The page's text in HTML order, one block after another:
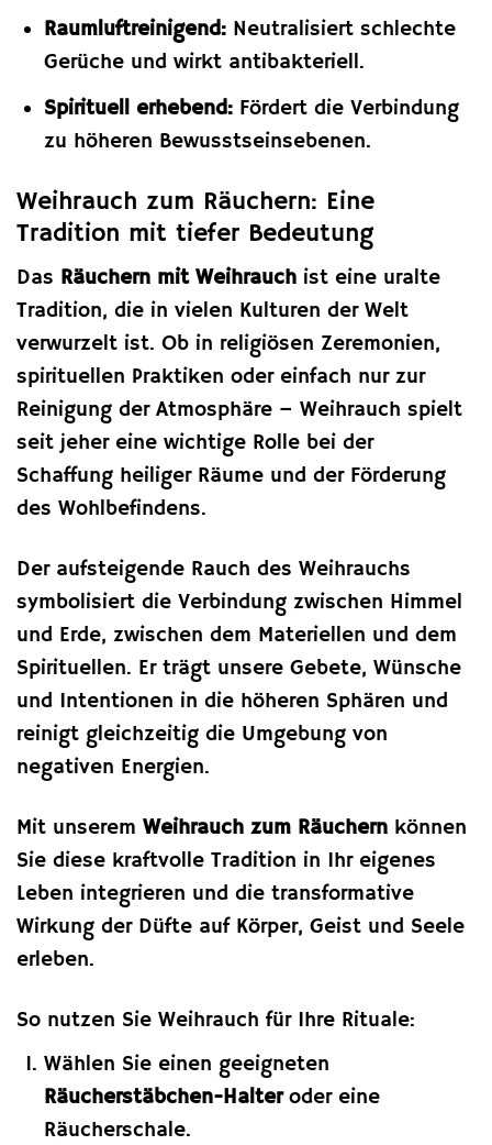
Raumluftreinigend:Neutralisiert schlechte
Gerüche und wirkt antibakteriell.
Spirituell erhebend:Fördert die Verbindung
zu höheren Bewusstseinsebenen.
Weihrauch zum Räuchern: Eine
Tradition mit tiefer Bedeutung
Das Räuchern mit Weihrauch ist eine uralte
Tradition, die in vielen Kulturen der Welt
verwurzelt ist. Ob in religiösen Zeremonien,
spirituellen Praktiken oder einfach nur zur
Reinigung der Atmosphäre – Weihrauch spielt
seit jeher eine wichtige Rolle bei der
Schaffung heiliger Räume und der Förderung
des Wohlbefindens.
Der aufsteigende Rauch des Weihrauchs
symbolisiert die Verbindung zwischen Himmel
und Erde, zwischen dem Materiellen und dem
Spirituellen. Er trägt unsere Gebete, Wünsche
und Intentionen in die höheren Sphären und
reinigt gleichzeitig die Umgebung von
negativen Energien.
Mit unserem Weihrauch zum Räuchern können
Sie diese kraftvolle Tradition in Ihr eigenes
Leben integrieren und die transformative
Wirkung der Düfte auf Körper, Geist und Seele
erleben.
So nutzen Sie Weihrauch für Ihre Rituale:
Wählen Sie einen geeigneten
Räucherstäbchen-Halteroder eine
Räucherschale.